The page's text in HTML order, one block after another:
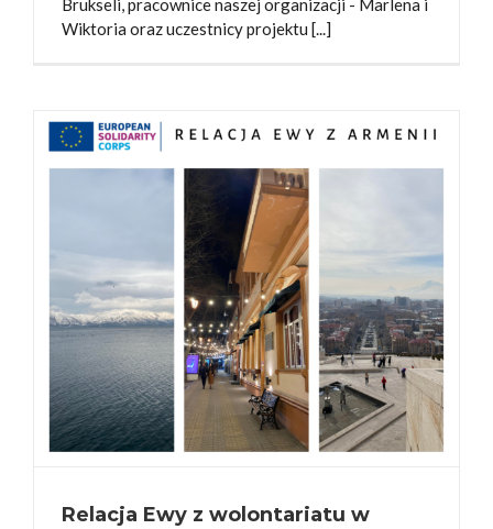
Brukseli, pracownice naszej organizacji - Marlena i
Wiktoria oraz uczestnicy projektu [...]
Relacja Ewy z wolontariatu w